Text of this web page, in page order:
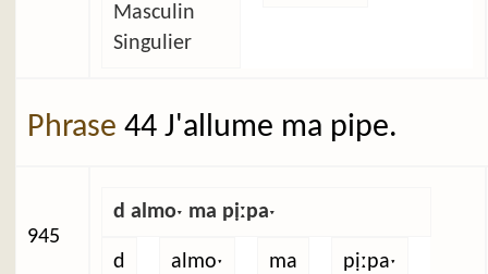
Masculin
Singulier
Phrase 44 J'allume ma pipe.
945
d almoˑ ma pịːpaˑ
d almoˑ ma pịːpaˑ